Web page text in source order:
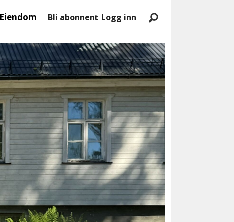
Eiendom Bli abonnent Logg inn